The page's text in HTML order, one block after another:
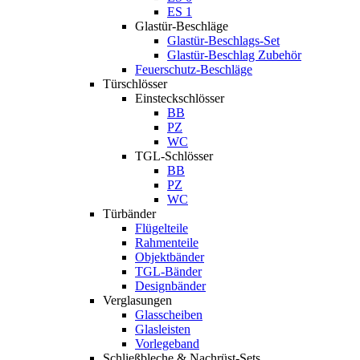
ES 1
Glastür-Beschläge
Glastür-Beschlags-Set
Glastür-Beschlag Zubehör
Feuerschutz-Beschläge
Türschlösser
Einsteckschlösser
BB
PZ
WC
TGL-Schlösser
BB
PZ
WC
Türbänder
Flügelteile
Rahmenteile
Objektbänder
TGL-Bänder
Designbänder
Verglasungen
Glasscheiben
Glasleisten
Vorlegeband